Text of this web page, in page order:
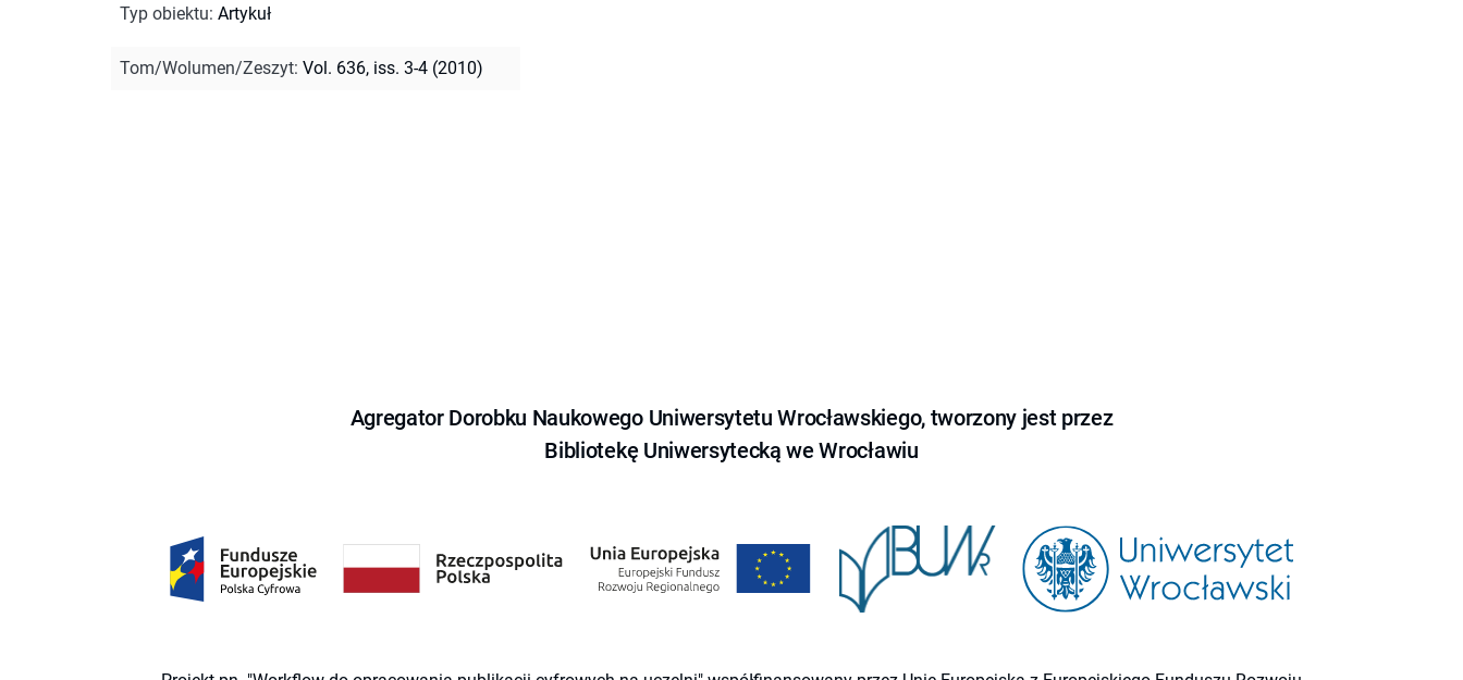
Typ obiektu: Artykuł
Tom/Wolumen/Zeszyt: Vol. 636, iss. 3-4 (2010)
Agregator Dorobku Naukowego Uniwersytetu Wrocławskiego, tworzony jest przez
Bibliotekę Uniwersytecką we Wrocławiu